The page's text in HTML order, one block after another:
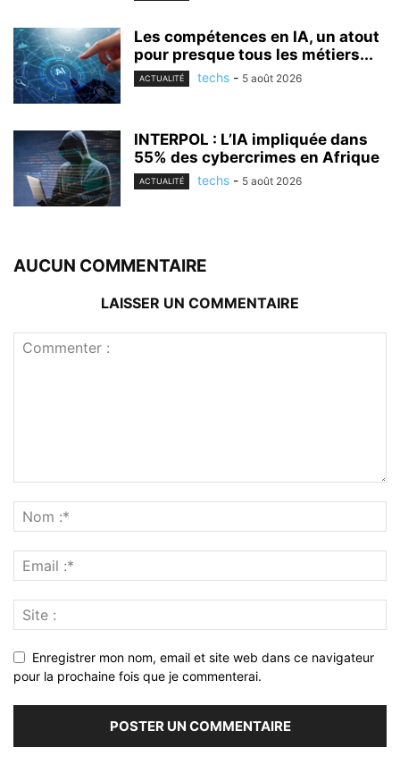
Les compétences en IA, un atout
pour presque tous les métiers...
ACTUALITÉ techs - 5 août 2026
INTERPOL : L’IA impliquée dans
55% des cybercrimes en Afrique
ACTUALITÉ techs - 5 août 2026
AUCUN COMMENTAIRE
LAISSER UN COMMENTAIRE
Enregistrer mon nom, email et site web dans ce navigateur
pour la prochaine fois que je commenterai.